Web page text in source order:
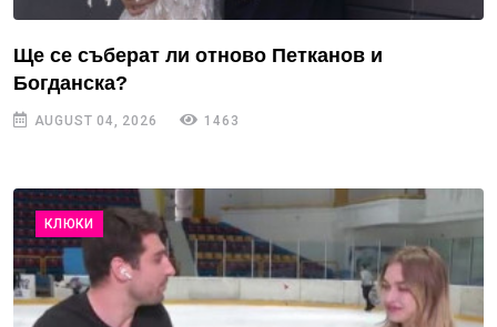
Ще се съберат ли отново Петканов и
Богданска?
AUGUST 04, 2026 1463
КЛЮКИ